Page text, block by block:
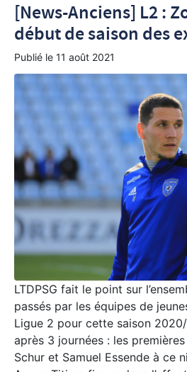
[News-Anciens] L2 :
début de saison des
Publié le 11 août 2021
LTDPSG fait le point sur
passés par les équipes de
Ligue 2 pour cette saison
après 3 journées : les
Schur et Samuel Essende à ce